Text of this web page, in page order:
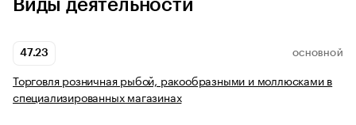
Виды деятельности
47.23 ОСНОВНОЙ
Торговля розничная рыбой, ракообразными и моллюсками в
специализированных магазинах